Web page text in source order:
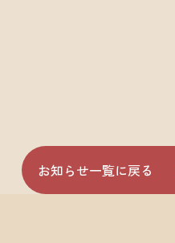
お知らせ一覧に戻る